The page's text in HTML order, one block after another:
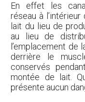
En effet les
réseau à
lait du lieu de
au lieu de
l’emplacement de
derrière le
conservés
montée de lait.
présente aucun